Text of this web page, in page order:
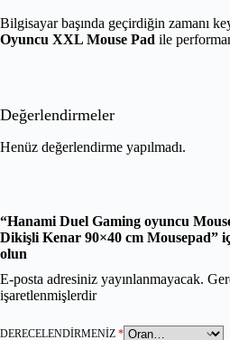
Bilgisayar başında geçirdiğin zamanı
Oyuncu XXL Mouse Pad ile
Değerlendirmeler
Henüz değerlendirme yapılmadı.
“Hanami Duel Gaming oyuncu
Dikişli Kenar 90×40 cm Mousepad”
olun
E-posta adresiniz yayınlanmayacak.
işaretlenmişlerdir
DERECELENDIRMENIZ *